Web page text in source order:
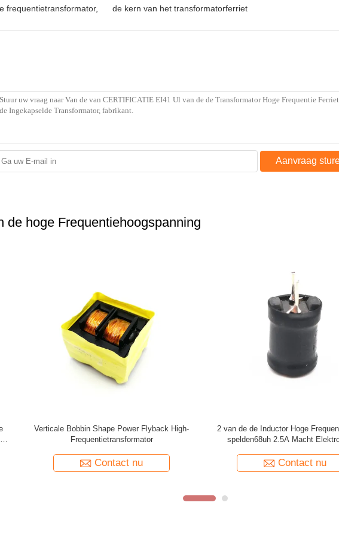
frequentietransformator, de kern van het transformatorferriet
Aanvraag
de hoge Frequentiehoogspanning
47uH 2 van de de Vernauwingsrol van de
Speldenmacht van het de Inductorferriet de
Contact nu
Van de de Wijzetransformator
elektrocomponentenschakelaar
Bobbin Toroid Filter
Contact nu